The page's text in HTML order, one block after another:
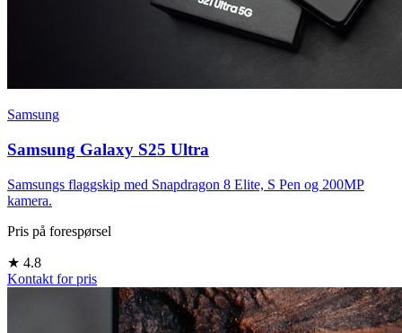
Samsung
Samsung Galaxy S25 Ultra
Samsungs flaggskip med Snapdragon 8 Elite, S Pen og 200MP
kamera.
Pris på forespørsel
★ 4.8
Kontakt for pris